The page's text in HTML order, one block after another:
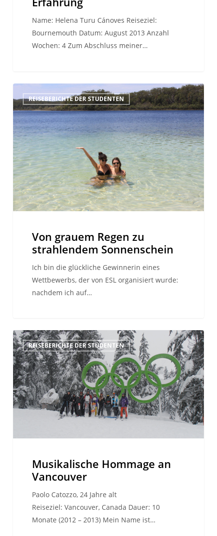
Name: Helena Turu Cánoves Reiseziel:
Bournemouth Datum: August 2013 Anzahl
Wochen: 4 Zum Abschluss meiner…
grauem
Regen
zu
strahlendem
Sonnenschein
REISEBERICHTE DER STUDENTEN
Von grauem Regen zu
strahlendem Sonnenschein
Ich bin die glückliche Gewinnerin eines
Wettbewerbs, der von ESL organisiert wurde:
nachdem ich auf…
Musikalische
Hommage
an
Vancouver
REISEBERICHTE DER STUDENTEN
Musikalische Hommage an
Vancouver
Paolo Catozzo, 24 Jahre alt
Reiseziel: Vancouver, Canada Dauer: 10
Monate (2012 – 2013) Mein Name ist…